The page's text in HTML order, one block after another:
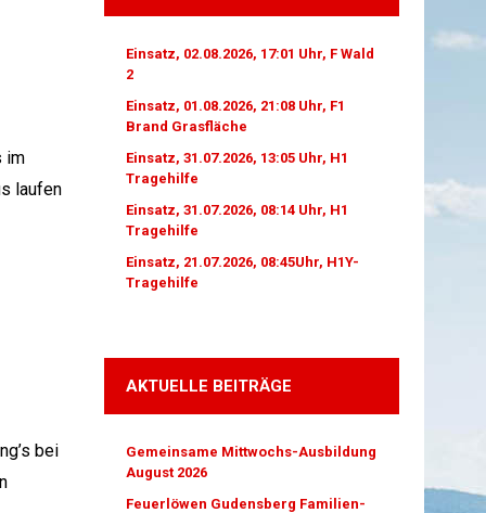
im
laufen
bei
Einsatz, 02.08.2026, 17:01 Uhr, F Wald
2
Einsatz, 01.08.2026, 21:08 Uhr, F1
Brand Grasfläche
Einsatz, 31.07.2026, 13:05 Uhr, H1
Tragehilfe
Einsatz, 31.07.2026, 08:14 Uhr, H1
Tragehilfe
Einsatz, 21.07.2026, 08:45Uhr, H1Y-
Tragehilfe
AKTUELLE BEITRÄGE
Gemeinsame Mittwochs-Ausbildung
August 2026
Feuerlöwen Gudensberg Familien-